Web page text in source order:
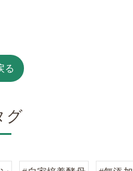
る
グ